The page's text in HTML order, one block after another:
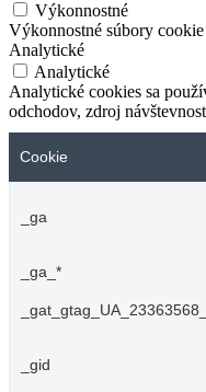
Výkonnostné
Výkonnostné súbory
Analytické
Analytické
Analytické cookies sa
odchodov, zdroj
Cookie
_ga
_ga_*
_gid